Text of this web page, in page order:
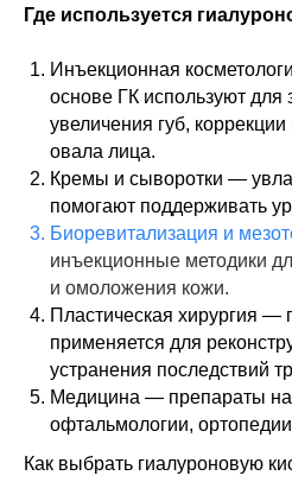
Где используется
Инъекционная
основе ГК используют
увеличения губ,
овала лица.
Кремы и сыворотки —
помогают поддерживать
Биоревитализация и
инъекционные методики
и омоложения кожи.
Пластическая хирургия —
применяется для
устранения последствий
Медицина — препараты на
офтальмологии,
Как выбрать гиалуроновую